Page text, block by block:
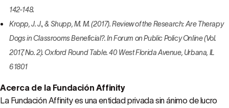
142-148.
Kropp, J. J., & Shupp, M. M. (2017). Review of the Research: Are Therapy
Dogs in Classrooms Beneficial?. In Forum on Public Policy Online (Vol.
2017, No. 2). Oxford Round Table. 40 West Florida Avenue, Urbana, IL
61801
Acerca de la Fundación Affinity
La Fundación Affinity es una entidad privada sin ánimo de lucro